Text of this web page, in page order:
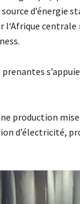
d’énergie
centrale
production
d’électricité,